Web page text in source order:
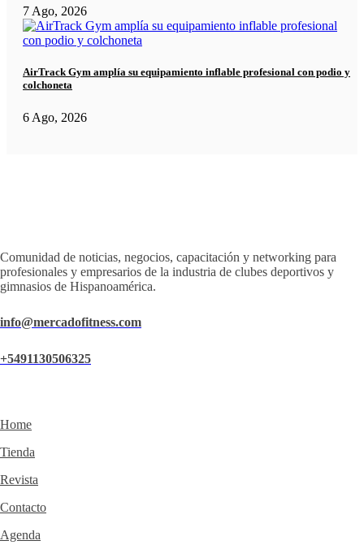
7 Ago, 2026
AirTrack Gym amplía su equipamiento inflable profesional con podio y
colchoneta
6 Ago, 2026
Comunidad de noticias, negocios, capacitación y networking para
profesionales y empresarios de la industria de clubes deportivos y
gimnasios de Hispanoamérica.
info@mercadofitness.com
+5491130506325
Home
Tienda
Revista
Contacto
Agenda